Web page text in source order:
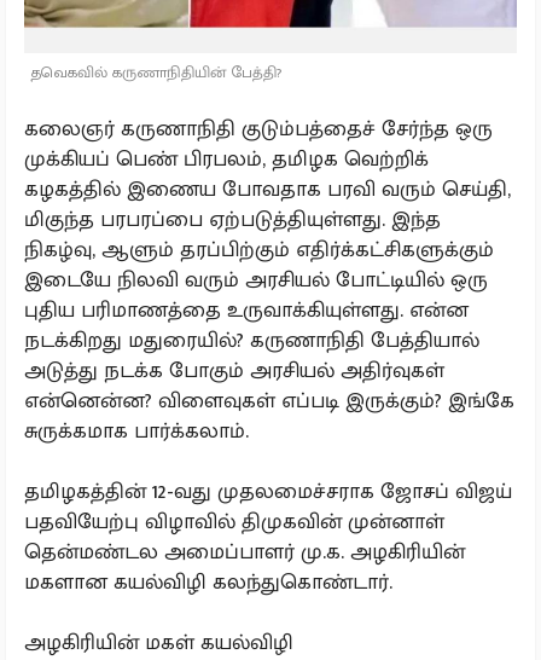
தவெகவில் கருணாநிதியின் பேத்தி?
கலைஞர் கருணாநிதி குடும்பத்தைச் சேர்ந்த ஒரு
முக்கியப் பெண் பிரபலம், தமிழக வெற்றிக்
கழகத்தில் இணைய போவதாக பரவி வரும் செய்தி,
மிகுந்த பரபரப்பை ஏற்படுத்தியுள்ளது. இந்த
நிகழ்வு, ஆளும் தரப்பிற்கும் எதிர்க்கட்சிகளுக்கும்
இடையே நிலவி வரும் அரசியல் போட்டியில் ஒரு
புதிய பரிமாணத்தை உருவாக்கியுள்ளது. என்ன
நடக்கிறது மதுரையில்? கருணாநிதி பேத்தியால்
அடுத்து நடக்க போகும் அரசியல் அதிர்வுகள்
என்னென்ன? விளைவுகள் எப்படி இருக்கும்? இங்கே
சுருக்கமாக பார்க்கலாம்.
தமிழகத்தின் 12-வது முதலமைச்சராக ஜோசப் விஜய்
பதவியேற்பு விழாவில் திமுகவின் முன்னாள்
தென்மண்டல அமைப்பாளர் மு.க. அழகிரியின்
மகளான கயல்விழி கலந்துகொண்டார்.
அழகிரியின் மகள் கயல்விழி